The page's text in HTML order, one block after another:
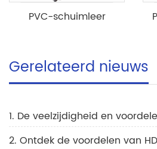
PVC-schuimleer
Gerelateerd nieuws